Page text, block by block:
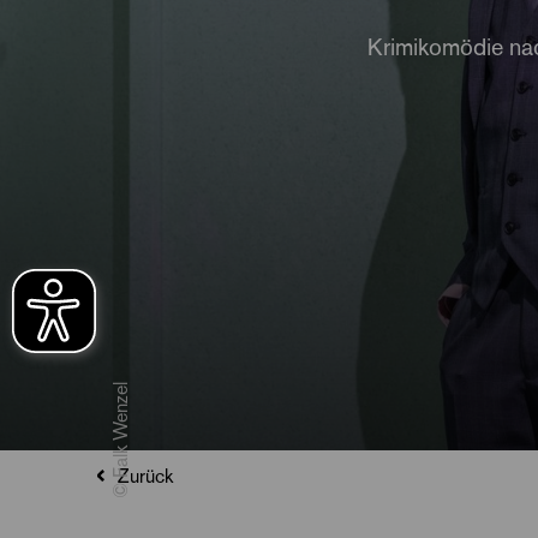
Krimikomödie
© Falk Wenzel
Zurück